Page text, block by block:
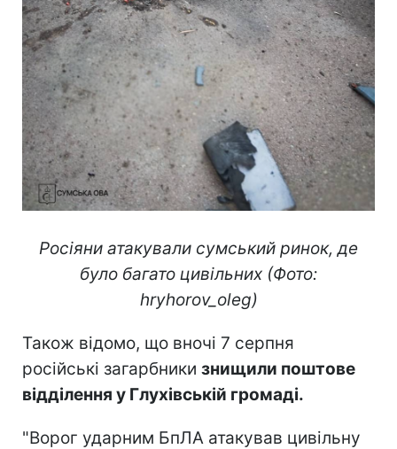
Росіяни атакували сумський ринок, де
було багато цивільних (Фото:
hryhorov_oleg)
Також відомо, що вночі 7 серпня
російські загарбники знищили поштове
відділення у Глухівській громаді.
"Ворог ударним БпЛА атакував цивільну